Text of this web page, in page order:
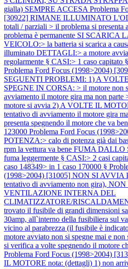
gialla) SEMPRE ACCESA Problema
[30922] RIMANE ILLUMINATO
totali / parziali > il problema si presenta
problema è permanente SI SCARICA
VEICOLO:> la batteria si scarica a
illuminato DETTAGLI:> a motore
regolarmente § CASI:> 1 caso capitato
Problema Ford Focus (1998>2004)
SEGUENTI PROBLEMI: 1) A
SPEGNE IN CORSA: > il motore non
avviamento il motore gira ma non parte
motore si avvia 2) A VOLTE IL
tentativo di avviamento il motore gira
presenta spegnendo il motore che va
123000 Problema Ford Focus
POTENZA:> calo di potenza già dai
rpm la vettura va bene FUMA DALLO
fuma leggermente § CASI:> 2 casi
caso 148349> in 1 caso 170000 §
(1998>2004) [31005] NON SI AVVIA
tentativo di avviamento non gira),
VENTILAZIONE INTERNA DEL
CLIMATIZZATORE/
trovato il fusibile di grandi dimensioni
30amp, all`interno della fusibiliera sul
vicino al parabrezza (il fusibile è
motore avviato non si spegne mai e
si verifica a volte spegnendo il motore
Problema Ford Focus (1998>2004)
IL MOTORE nota: (dettagli) 1) non